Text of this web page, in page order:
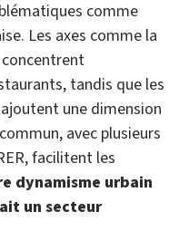
comme
Les axes comme la
tandis que les
une dimension
avec plusieurs
facilitent les
dynamisme urbain
un secteur